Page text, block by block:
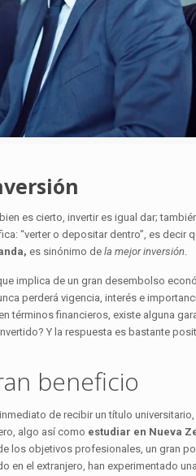
es cierto, invertir es igual dar;
“verter o depositar dentro”, es decir
es sinónimo dela mejor inversión.
implica de un gran desembolso
perderá vigencia, interés e
términos financieros, existe alguna
Y la respuesta es bastante
beneficio
de recibir un título
algo así como estudiar en Nueva
los objetivos profesionales, un gran
en el extranjero, han experimentado